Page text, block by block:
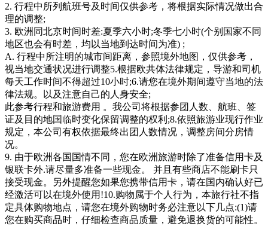
2. 行程中所列航班号及时间仅供参考，将根据实际情况做出合
理的调整;
3. 欧洲同北京时间时差:夏季六小时;冬季七小时(个别国家不同
地区也会有时差，均以当地到达时间为准) ;
A. 行程中所注明的城市间距离，参照境外地图，仅供参考，
视当地交通状况进行调整5.根据欧共体法律规定，导游和司机
每天工作时间不得超过10小时;6.请您在境外期间遵守当地的法
律法规。以及注意自己的人身安全;
此参考行程和旅游费用 。我公司将根据参团人数、航班、签
证及目的地国临时变化保留调整的权利;8.依照旅游业现行作业
规定，本公司有权依据最终出团人数情况，调整房间分房情
况。
9. 由于欧洲各国国情不同，您在欧洲旅游时除了准备信用卡及
银联卡外.请尽量多准备一些现金。 并且有些商店不能刷卡只
接受现金。另外提醒您如果您携带信用卡，请在国内确认好已
经激活可以在境外使用!10.购物属于个人行为，本旅行社不指
定具体购物地点，请您在境外购物时务必注意以下几点:(1)请
您在购买商品时，仔细检查商品质量，避免退换货的可能性。